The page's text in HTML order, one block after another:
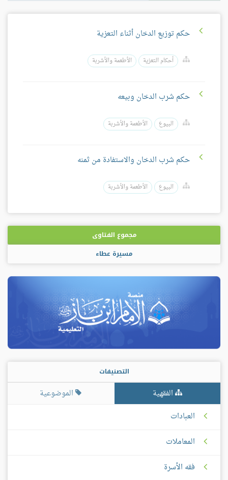
حكم توزيع الدخان أثناء التعزية
أحكام التعزية الأطعمة والأشربة
حكم شرب الدخان وبيعه
البيوع الأطعمة والأشربة
حكم شرب الدخان والاستفادة من ثمنه
البيوع الأطعمة والأشربة
مجموع الفتاوى
مسيرة عطاء
التصنيفات
الفقهية
الموضوعية
العبادات
المعاملات
فقه الأسرة